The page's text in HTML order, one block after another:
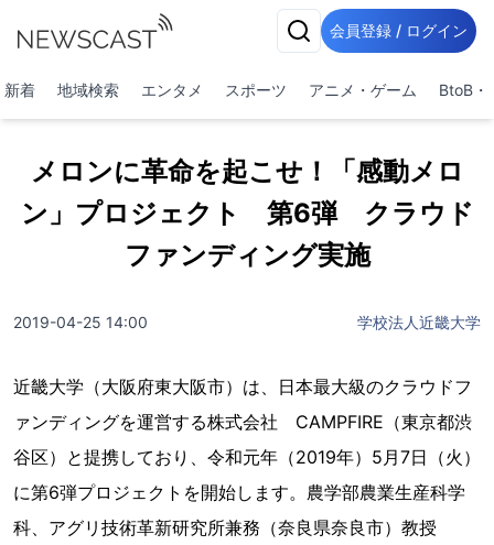
会員登録 / ログイン
新着 地域検索 エンタメ スポーツ アニメ・ゲーム BtoB・
メロンに革命を起こせ！「感動メロ
ン」プロジェクト 第6弾 クラウド
ファンディング実施
2019-04-25 14:00 学校法人近畿大学
近畿大学（大阪府東大阪市）は、日本最大級のクラウドフ
ァンディングを運営する株式会社 CAMPFIRE（東京都渋
谷区）と提携しており、令和元年（2019年）5月7日（火）
に第6弾プロジェクトを開始します。農学部農業生産科学
科、アグリ技術革新研究所兼務（奈良県奈良市）教授